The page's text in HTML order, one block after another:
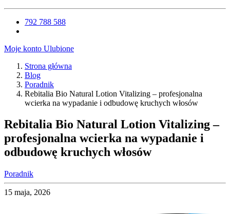
792 788 588
Moje konto Ulubione
Strona główna
Blog
Poradnik
Rebitalia Bio Natural Lotion Vitalizing – profesjonalna
wcierka na wypadanie i odbudowę kruchych włosów
Rebitalia Bio Natural Lotion Vitalizing –
profesjonalna wcierka na wypadanie i
odbudowę kruchych włosów
Poradnik
15 maja, 2026